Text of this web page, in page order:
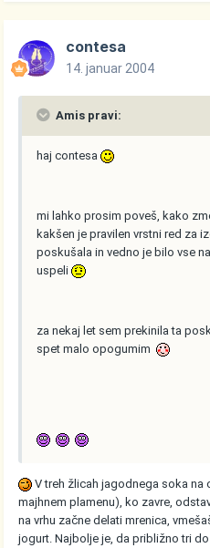
contesa
14. januar 2004
Amis pravi:
haj contesa
mi lahko prosim poveš, kako
kakšen je pravilen vrstni red za
poskušala in vedno je bilo vse
uspeli
za nekaj let sem prekinila ta
spet malo opogumim
V treh žlicah jagodnega soka
majhnem plamenu), ko zavre,
na vrhu začne delati mrenica,
jogurt. Najbolje je, da približno tri